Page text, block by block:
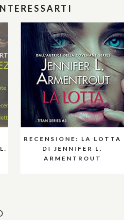
RECENSIONE: LA LOTTA
DI JENNIFER L.
ARMENTROUT